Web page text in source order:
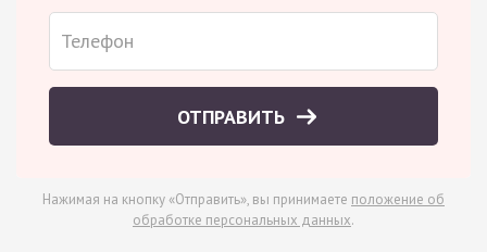
ОТПРАВИТЬ
Нажимая на кнопку «Отправить», вы принимаете положение об
обработке персональных данных.